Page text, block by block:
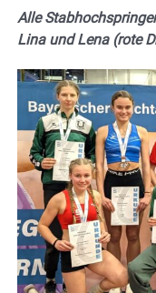
Alle
Lina und Lena (rote